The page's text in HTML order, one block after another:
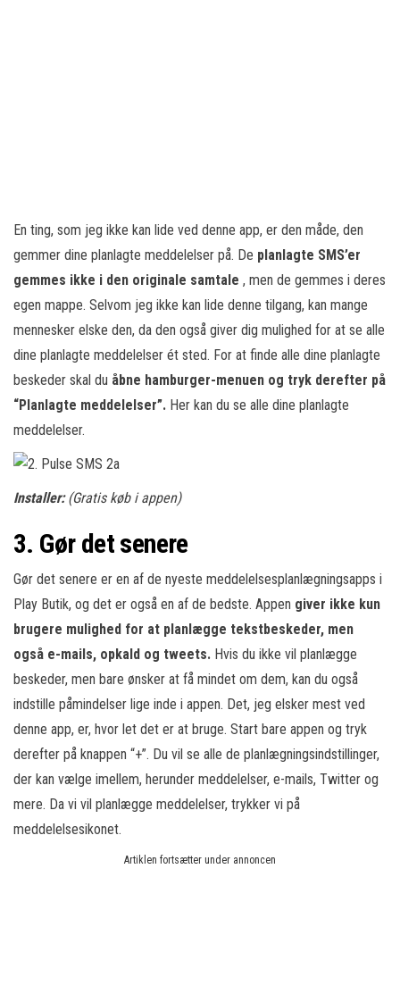
En ting, som jeg ikke kan lide ved denne app, er den måde, den
gemmer dine planlagte meddelelser på. De planlagte SMS’er
gemmes ikke i den originale samtale , men de gemmes i deres
egen mappe. Selvom jeg ikke kan lide denne tilgang, kan mange
mennesker elske den, da den også giver dig mulighed for at se alle
dine planlagte meddelelser ét sted. For at finde alle dine planlagte
beskeder skal du åbne hamburger-menuen og tryk derefter på
“Planlagte meddelelser”. Her kan du se alle dine planlagte
meddelelser.
Installer:(Gratis køb i appen)
3. Gør det senere
Gør det senere er en af de nyeste meddelelsesplanlægningsapps i
Play Butik, og det er også en af de bedste. Appen giver ikke kun
brugere mulighed for at planlægge tekstbeskeder, men
også e-mails, opkald og tweets. Hvis du ikke vil planlægge
beskeder, men bare ønsker at få mindet om dem, kan du også
indstille påmindelser lige inde i appen. Det, jeg elsker mest ved
denne app, er, hvor let det er at bruge. Start bare appen og tryk
derefter på knappen “+”. Du vil se alle de planlægningsindstillinger,
der kan vælge imellem, herunder meddelelser, e-mails, Twitter og
mere. Da vi vil planlægge meddelelser, trykker vi på
meddelelsesikonet.
Artiklen fortsætter under annoncen